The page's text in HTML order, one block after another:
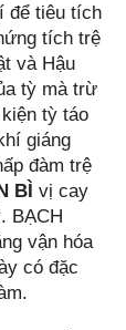
để tiêu tích
tích trệ
và Hậu
tỳ mà trừ
tỳ táo
giáng
đàm trệ
BÌ vị cay
BẠCH
vận hóa
có đặc